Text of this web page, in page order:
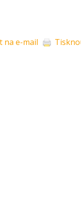
na e-mail